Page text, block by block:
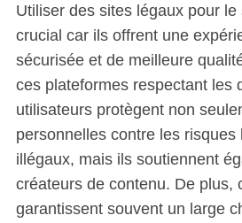
Utiliser des sites légaux pour
crucial car ils offrent une
sécurisée et de meilleure
ces plateformes respectant les
utilisateurs protègent non
personnelles contre les risques
illégaux, mais ils soutiennent
créateurs de contenu. De plus,
garantissent souvent un large